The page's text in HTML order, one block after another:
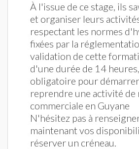
À l'issue de ce stage, ils
et organiser leurs
respectant les normes
fixées par la
validation de cette
d'une durée de 14
obligatoire pour
reprendre une activité
commerciale en Guyane
N'hésitez pas à
maintenant vos
réserver un créneau.